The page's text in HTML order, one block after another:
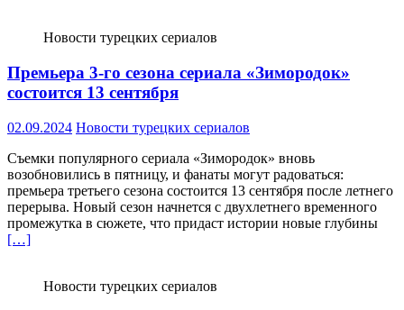
Новости турецких сериалов
Премьера 3-го сезона сериала «Зимородок»
состоится 13 сентября
02.09.2024 Новости турецких сериалов
Съемки популярного сериала «Зимородок» вновь
возобновились в пятницу, и фанаты могут радоваться:
премьера третьего сезона состоится 13 сентября после летнего
перерыва. Новый сезон начнется с двухлетнего временного
промежутка в сюжете, что придаст истории новые глубины
[…]
Новости турецких сериалов